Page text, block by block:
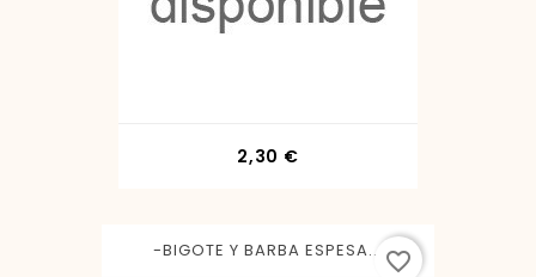
2,30 €
-BIGOTE Y BARBA ESPESA... favorite_border